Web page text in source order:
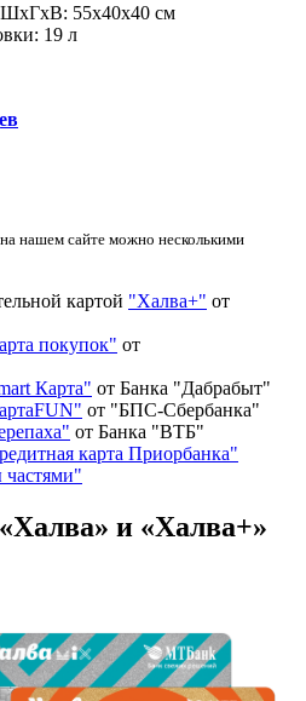
ШхГхВ: 55х40х40 см
19 л
нашем сайте можно несколькими
картой "Халва+" от
покупок" от
Карта" от Банка "Дабрабыт"
от "БПС-Сбербанка"
от Банка "ВТБ"
карта Приорбанка"
и «Халва+»